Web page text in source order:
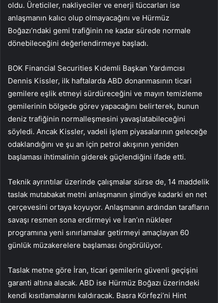
oldu. Üreticiler, nakliyeciler ve enerji tüccarları ise
anlaşmanın kalıcı olup olmayacağını ve Hürmüz
Boğazı’ndaki gemi trafiğinin ne kadar sürede normale
dönebileceğini değerlendirmeye başladı.
BOK Financial Securities Kıdemli Başkan Yardımcısı
Dennis Kissler, ilk haftalarda ABD donanmasının ticari
gemilere eşlik etmeyi sürdüreceğini ve mayın temizleme
gemilerinin bölgede görev yapacağını belirterek, bunun
deniz trafiğinin normalleşmesini yavaşlatabileceğini
söyledi. Ancak Kissler, vadeli işlem piyasalarının geleceğe
odaklandığını ve şu an için petrol akışının yeniden
başlaması ihtimalinin giderek güçlendiğini ifade etti.
Teknik ayrıntılar üzerinde çalışmalar sürse de, 14 maddelik
taslak mutabakat metni anlaşmanın şimdiye kadarki en net
çerçevesini ortaya koyuyor. Anlaşmanın ardından tarafların
savaşı resmen sona erdirmeyi ve İran’ın nükleer
programına yeni sınırlamalar getirmeyi amaçlayan 60
günlük müzakerelere başlaması öngörülüyor.
Taslak metne göre İran, ticari gemilerin güvenli geçişini
garanti altına alacak. ABD ise Hürmüz Boğazı üzerindeki
kendi kısıtlamalarını kaldıracak. Basra Körfezi’ni Hint